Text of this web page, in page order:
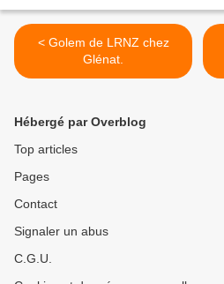
< Golem de LRNZ chez
Glénat.
Hébergé par Overblog
Top articles
Pages
Contact
Signaler un abus
C.G.U.